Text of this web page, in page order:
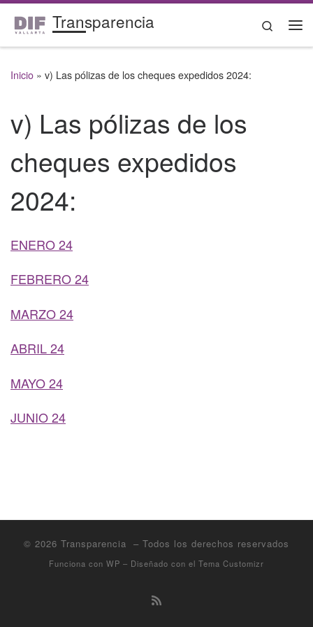
Saltar al contenido
Transparencia
Search
Inicio » v) Las pólizas de los cheques expedidos 2024:
v) Las pólizas de los
cheques expedidos
2024:
ENERO 24
FEBRERO 24
MARZO 24
ABRIL 24
MAYO 24
JUNIO 24
© 2026 Transparencia – Todos los derechos reservados
Funciona con WP – Diseñado con el Tema Customizr